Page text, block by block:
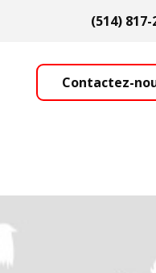
(514) 817-
Contactez-